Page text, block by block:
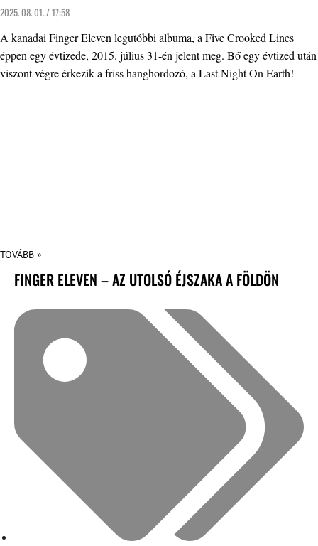
2025. 08. 01. / 17:58
A kanadai Finger Eleven legutóbbi albuma, a Five Crooked Lines
éppen egy évtizede, 2015. július 31-én jelent meg. Bő egy évtized után
viszont végre érkezik a friss hanghordozó, a Last Night On Earth!
TOVÁBB »
FINGER ELEVEN – AZ UTOLSÓ ÉJSZAKA A FÖLDÖN